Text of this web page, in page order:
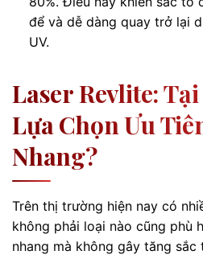
để và dễ dàng quay trở lại
UV.
Laser Revlite:
Lựa Chọn Ưu
Nhang?
Trên thị trường hiện nay có
không phải loại nào cũng phù
nhang mà không gây tăng sắc